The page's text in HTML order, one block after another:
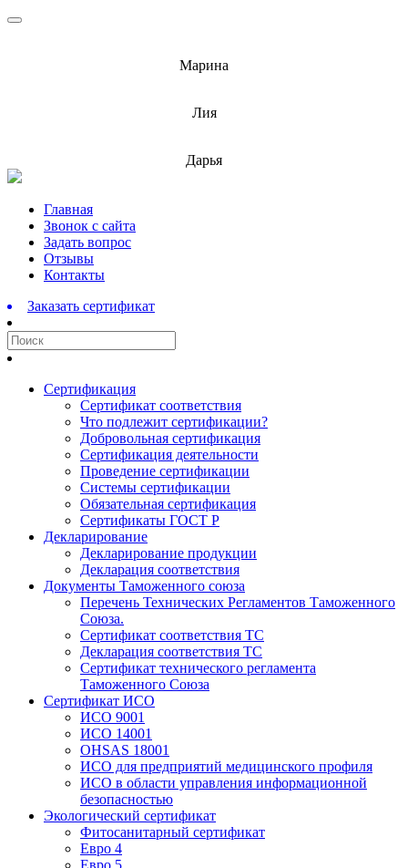
Марина
Лия
Дарья
Перейти
содержимому
Главная
Звонок с сайта
Задать вопрос
Отзывы
Контакты
Заказать сертификат
Сертификация
Сертификат соответствия
Что подлежит сертификации?
Добровольная сертификация
Сертификация деятельности
Проведение сертификации
Системы сертификации
Обязательная сертификация
Сертификаты ГОСТ Р
Декларирование
Декларирование продукции
Декларация соответствия
Документы Таможенного союза
Перечень Технических Регламентов Таможенного
Союза.
Сертификат соответствия ТС
Декларация соответствия ТС
Сертификат технического регламента
Таможенного Союза
Сертификат ИСО
ИСО 9001
ИСО 14001
OHSAS 18001
ИСО для предприятий медицинского профиля
ИСО в области управления информационной
безопасностью
Экологический сертификат
Фитосанитарный сертификат
Евро 4